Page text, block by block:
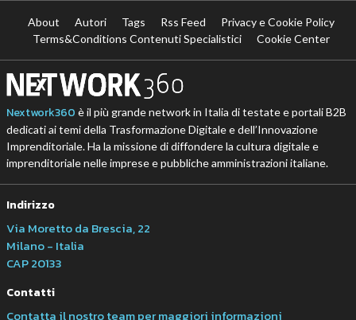
About Autori Tags Rss Feed
Privacy e Cookie Policy
Terms&Conditions Contenuti Specialistici
Cookie Center
Nextwork360 è il più grande network in Italia di testate e portali B2B
dedicati ai temi della Trasformazione Digitale e dell’Innovazione
Imprenditoriale. Ha la missione di diffondere la cultura digitale e
imprenditoriale nelle imprese e pubbliche amministrazioni italiane.
Indirizzo
Via Moretto da Brescia, 22
Milano - Italia
CAP 20133
Contatti
Contatta il nostro team per maggiori informazioni